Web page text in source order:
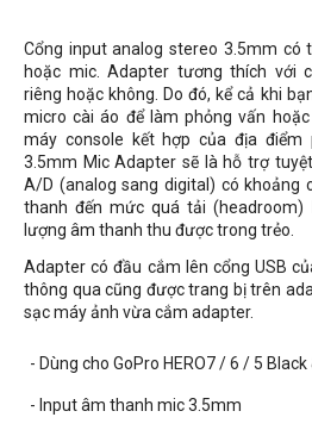
Cổng input analog stereo 3.5mm có
hoặc mic. Adapter tương thích với
riêng hoặc không. Do đó, kể cả khi
micro cài áo để làm phỏng vấn
máy console kết hợp của địa điểm
3.5mm Mic Adapter sẽ là hỗ trợ
A/D (analog sang digital) có
thanh đến mức quá tải
lượng âm thanh thu được trong trẻo.
Adapter có đầu cắm lên cổng USB
thông qua cũng được trang bị trên
sạc máy ảnh vừa cắm adapter.
- Dùng cho GoPro HERO7 / 6 / 5 Black
- Input âm thanh mic 3.5mm